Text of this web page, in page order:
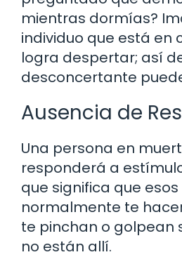
mientras dormías?
individuo que está en
logra despertar; así
desconcertante
Ausencia de
Una persona en
responderá a
que significa que
normalmente te
te pinchan o golpean
no están allí.